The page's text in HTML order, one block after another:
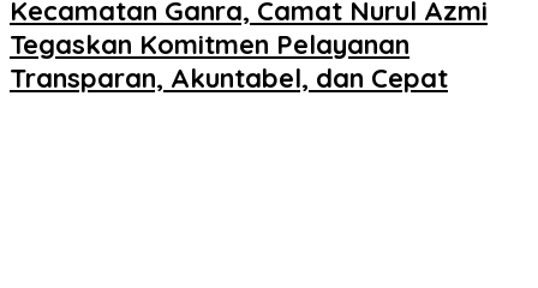
Kecamatan Ganra, Camat Nurul Azmi
Tegaskan Komitmen Pelayanan
Transparan, Akuntabel, dan Cepat